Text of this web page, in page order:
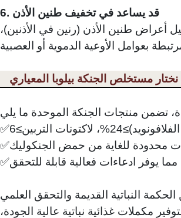
6. قد يساعد في تخفيف طنين الأذن
أعراض طنين الأذن (رنين في الأذنين)،
محدودة للغاية من حمض الجنكوليك
يوفر ادعاءات فعالية قابلة للتحقق
النباتية القديمة والتحقق العلمي
مكملات غذائية نباتية عالية الجودة،